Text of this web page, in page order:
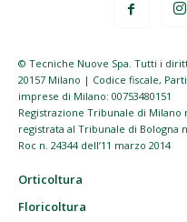
© Tecniche Nuove Spa. Tutti i
20157 Milano | Codice fiscale,
imprese di Milano: 00753480151
Registrazione Tribunale di Milano
registrata al Tribunale di Bologna
Roc n. 24344 dell’11 marzo 2014
Orticoltura
Floricoltura